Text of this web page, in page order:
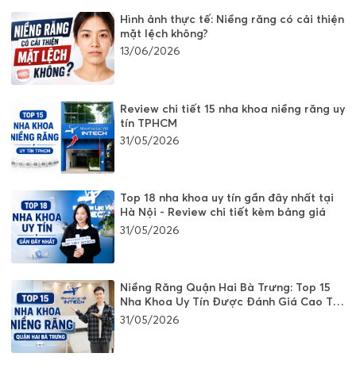
Hình ảnh thực tế: Niềng răng có cải thiện
mặt lệch không?
13/06/2026
Review chi tiết 15 nha khoa niềng răng uy
tín TPHCM
31/05/2026
Top 18 nha khoa uy tín gần đây nhất tại
Hà Nội - Review chi tiết kèm bảng giá
31/05/2026
Niềng Răng Quận Hai Bà Trưng: Top 15
Nha Khoa Uy Tín Được Đánh Giá Cao Tại
Hà Nội
31/05/2026